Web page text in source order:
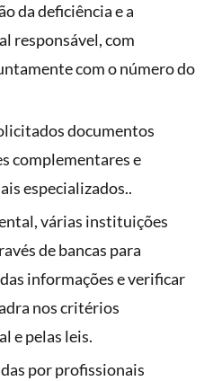
da deficiência e a
responsável, com
com o número do
documentos
complementares e
especializados..
várias instituições
de bancas para
informações e verificar
nos critérios
e pelas leis.
por profissionais